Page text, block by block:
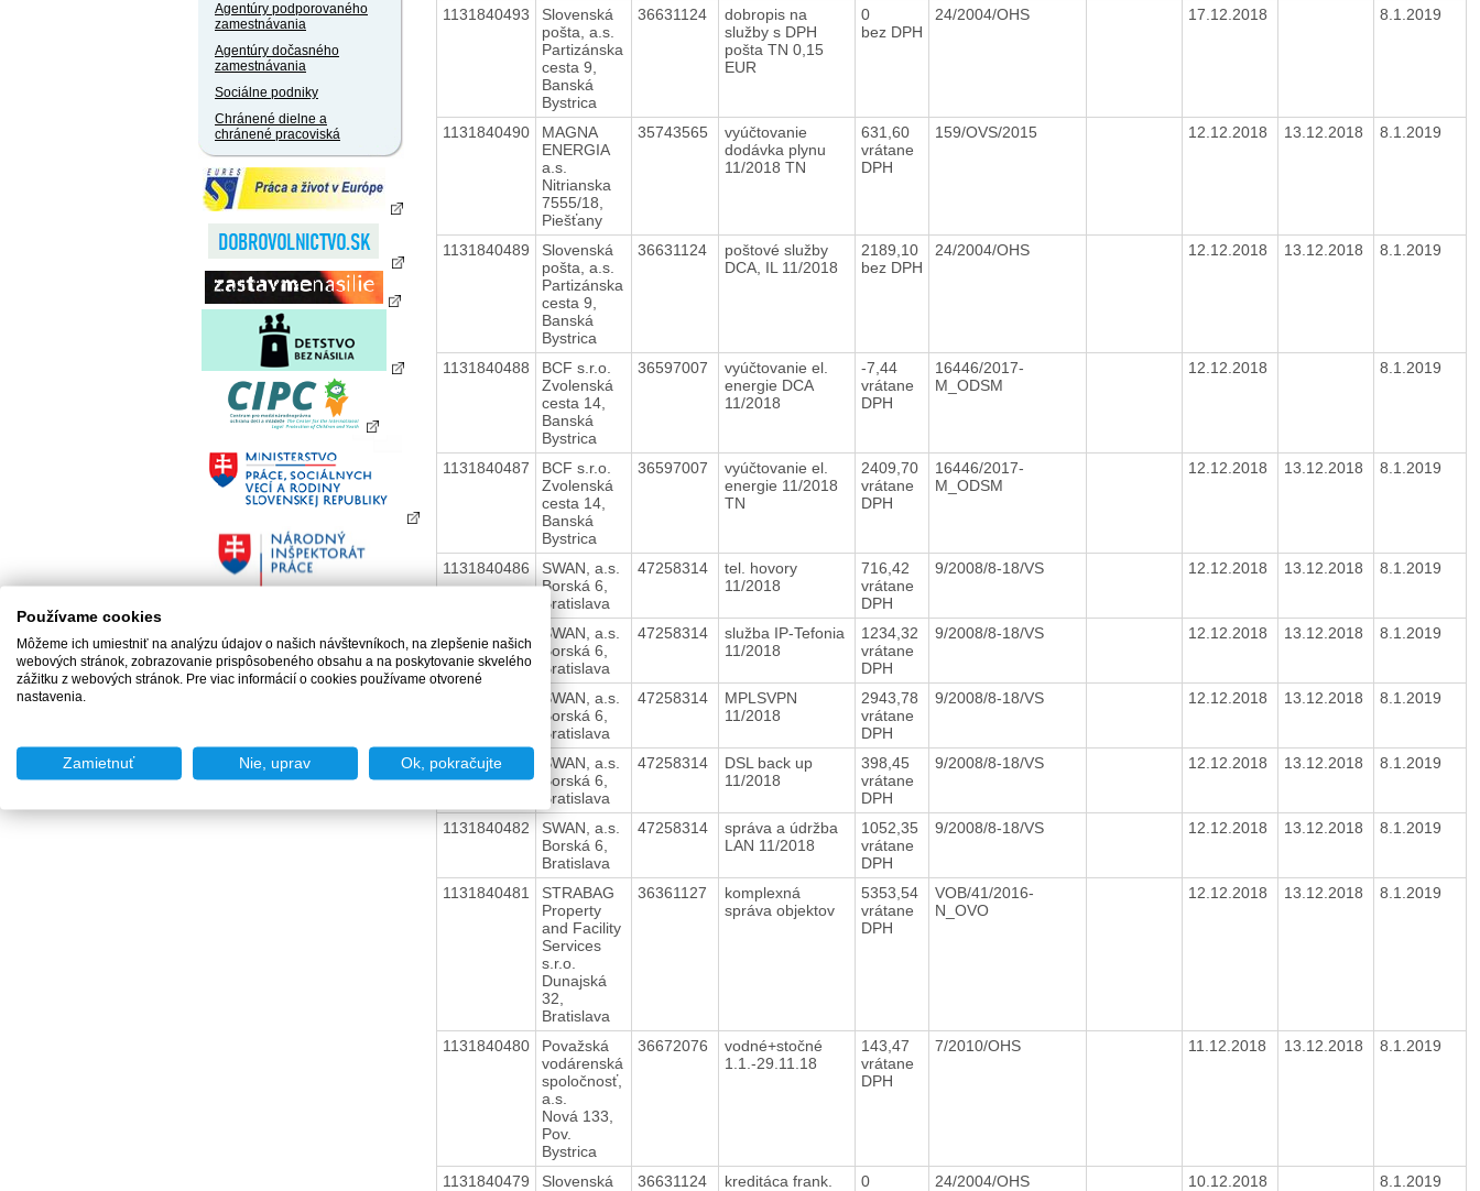
Agentúry podporovaného
zamestnávania
Agentúry dočasného
zamestnávania
Sociálne podniky
Chránené dielne a
chránené pracoviská
1131840493
Slovenská
pošta, a.s.
Partizánska
cesta 9,
Banská
Bystrica
36631124
dobropis na
služby s DPH
pošta TN 0,15
EUR
0
bez DPH
24/2004/OHS 17.12.2018 8.1.2019
1131840490
MAGNA
ENERGIA
a.s.
Nitrianska
7555/18,
Piešťany
35743565
vyúčtovanie
dodávka plynu
11/2018 TN
631,60
vrátane
DPH
159/OVS/2015 12.12.2018 13.12.2018 8.1.2019
1131840489
Slovenská
pošta, a.s.
Partizánska
cesta 9,
Banská
Bystrica
36631124
poštové služby
DCA, IL 11/2018
2189,10
bez DPH
24/2004/OHS 12.12.2018 13.12.2018 8.1.2019
1131840488
BCF s.r.o.
Zvolenská
cesta 14,
Banská
Bystrica
36597007
vyúčtovanie el.
energie DCA
11/2018
-7,44
vrátane
DPH
16446/2017-
M_ODSM
12.12.2018 8.1.2019
1131840487
BCF s.r.o.
Zvolenská
cesta 14,
Banská
Bystrica
36597007
vyúčtovanie el.
energie 11/2018
TN
2409,70
vrátane
DPH
16446/2017-
M_ODSM
12.12.2018 13.12.2018 8.1.2019
1131840486
SWAN, a.s.
Borská 6,
Bratislava
47258314
tel. hovory
11/2018
716,42
vrátane
DPH
9/2008/8-18/VS 12.12.2018 13.12.2018 8.1.2019
SWAN, a.s.
Borská 6,
Bratislava
47258314
služba IP-Tefonia
11/2018
1234,32
vrátane
DPH
9/2008/8-18/VS 12.12.2018 13.12.2018 8.1.2019
SWAN, a.s.
Borská 6,
Bratislava
47258314
MPLSVPN
11/2018
2943,78
vrátane
DPH
9/2008/8-18/VS 12.12.2018 13.12.2018 8.1.2019
1131840483
SWAN, a.s.
Borská 6,
Bratislava
47258314
DSL back up
11/2018
398,45
vrátane
DPH
9/2008/8-18/VS 12.12.2018 13.12.2018 8.1.2019
1131840482
SWAN, a.s.
Borská 6,
Bratislava
47258314
správa a údržba
LAN 11/2018
1052,35
vrátane
DPH
9/2008/8-18/VS 12.12.2018 13.12.2018 8.1.2019
1131840481
STRABAG
Property
and Facility
Services
s.r.o.
Dunajská
32,
Bratislava
36361127
komplexná
správa objektov
5353,54
vrátane
DPH
VOB/41/2016-
N_OVO
12.12.2018 13.12.2018 8.1.2019
1131840480
Považská
vodárenská
spoločnosť,
a.s.
Nová 133,
Pov.
Bystrica
36672076
vodné+stočné
1.1.-29.11.18
143,47
vrátane
DPH
7/2010/OHS 11.12.2018 13.12.2018 8.1.2019
1131840479
Slovenská
36631124
kreditáca frank.
0
24/2004/OHS 10.12.2018 8.1.2019
Používame cookies
Môžeme ich umiestniť na analýzu údajov o našich návštevníkoch, na zlepšenie našich
webových stránok, zobrazovanie prispôsobeného obsahu a na poskytovanie skvelého
zážitku z webových stránok. Pre viac informácií o cookies používame otvorené
nastavenia.
Zamietnuť Nie, uprav Ok, pokračujte